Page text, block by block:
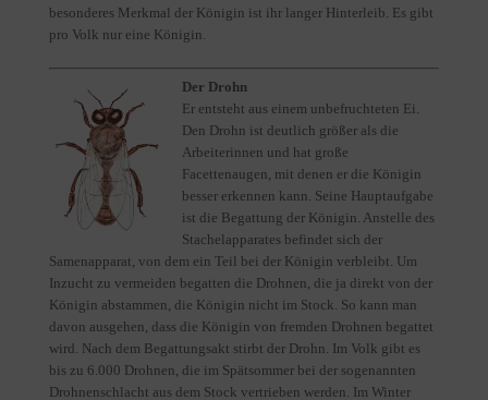
besonderes Merkmal der Königin ist ihr langer Hinterleib. Es gibt
pro Volk nur eine Königin.
Der Drohn
Er entsteht aus einem unbefruchteten Ei.
Den Drohn ist deutlich größer als die
Arbeiterinnen und hat große
Facettenaugen, mit denen er die Königin
besser erkennen kann. Seine Hauptaufgabe
ist die Begattung der Königin. Anstelle des
Stachelapparates befindet sich der
Samenapparat, von dem ein Teil bei der Königin verbleibt. Um
Inzucht zu vermeiden begatten die Drohnen, die ja direkt von der
Königin abstammen, die Königin nicht im Stock. So kann man
davon ausgehen, dass die Königin von fremden Drohnen begattet
wird. Nach dem Begattungsakt stirbt der Drohn. Im Volk gibt es
bis zu 6.000 Drohnen, die im Spätsommer bei der sogenannten
Drohnenschlacht aus dem Stock vertrieben werden. Im Winter